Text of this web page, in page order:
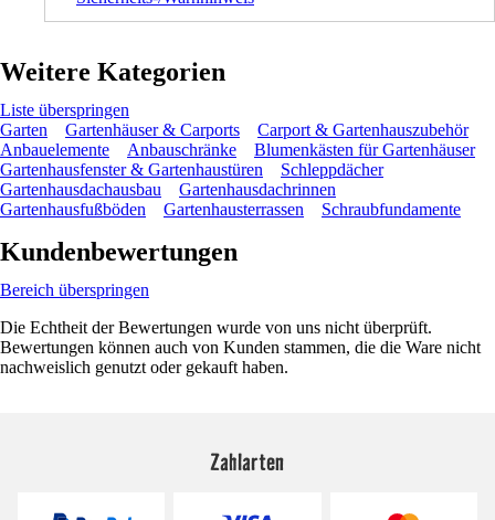
Weitere Kategorien
Liste überspringen
Garten
Gartenhäuser & Carports
Carport & Gartenhauszubehör
Anbauelemente
Anbauschränke
Blumenkästen für Gartenhäuser
Gartenhausfenster & Gartenhaustüren
Schleppdächer
Gartenhausdachausbau
Gartenhausdachrinnen
Gartenhausfußböden
Gartenhausterrassen Schraubfundamente
Kundenbewertungen
Bereich überspringen
Die Echtheit der Bewertungen wurde von uns nicht überprüft.
Bewertungen können auch von Kunden stammen, die die Ware nicht
nachweislich genutzt oder gekauft haben.
Zahlarten